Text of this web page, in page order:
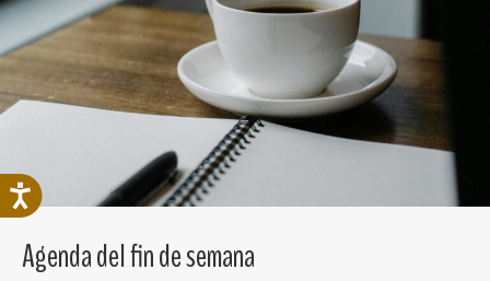
Agenda del fin de semana